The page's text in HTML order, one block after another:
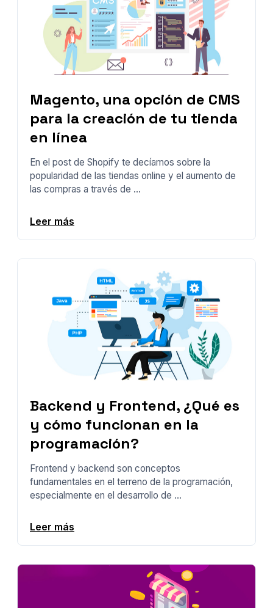
Magento, una opción de CMS
para la creación de tu tienda
en línea
En el post de Shopify te decíamos sobre la
popularidad de las tiendas online y el aumento de
las compras a través de ...
Leer más
Backend y Frontend, ¿Qué es
y cómo funcionan en la
programación?
Frontend y backend son conceptos
fundamentales en el terreno de la programación,
especialmente en el desarrollo de ...
Leer más